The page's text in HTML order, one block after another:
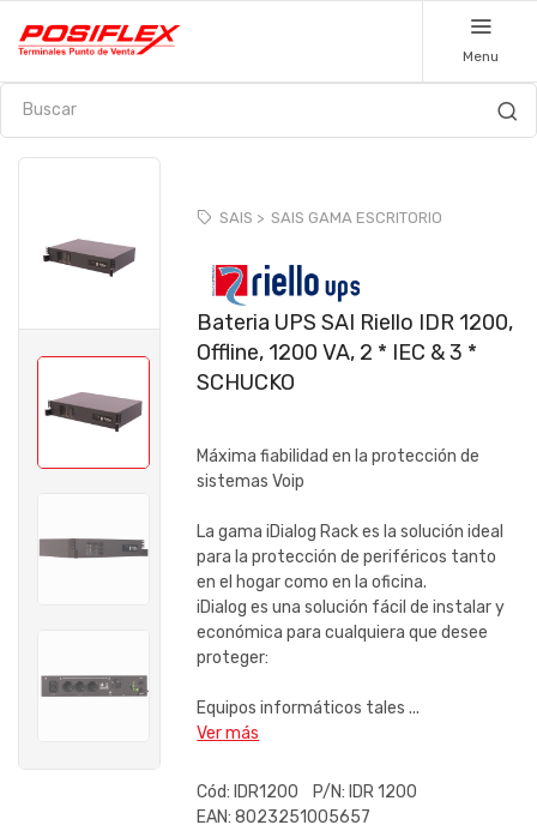
Menu
SAIS > SAIS GAMA ESCRITORIO
Bateria UPS SAI Riello IDR 1200,
Offline, 1200 VA, 2 * IEC & 3 *
SCHUCKO
Máxima fiabilidad en la protección de
sistemas Voip
La gama iDialog Rack es la solución ideal
para la protección de periféricos tanto
en el hogar como en la oficina.
iDialog es una solución fácil de instalar y
económica para cualquiera que desee
proteger:
Equipos informáticos tales ...
Ver más
Cód: IDR1200 P/N: IDR 1200
EAN: 8023251005657